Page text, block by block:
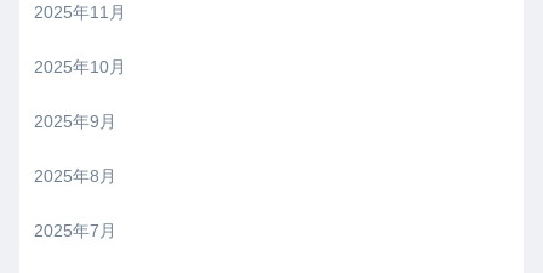
2025年11月
2025年10月
2025年9月
2025年8月
2025年7月